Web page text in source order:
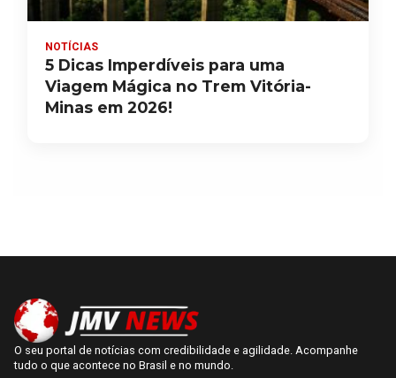
NOTÍCIAS
5 Dicas Imperdíveis para uma
Viagem Mágica no Trem Vitória-
Minas em 2026!
O seu portal de notícias com credibilidade e agilidade. Acompanhe
tudo o que acontece no Brasil e no mundo.